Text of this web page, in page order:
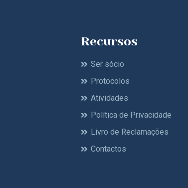
Recursos
Ser sócio
Protocolos
Atividades
Política de Privacidade
Livro de Reclamações
Contactos